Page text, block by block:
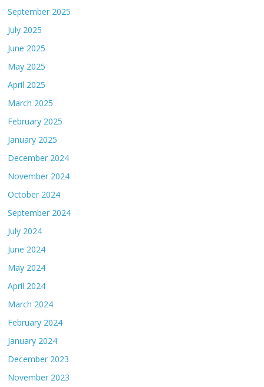
September 2025
July 2025
June 2025
May 2025
April 2025
March 2025
February 2025
January 2025
December 2024
November 2024
October 2024
September 2024
July 2024
June 2024
May 2024
April 2024
March 2024
February 2024
January 2024
December 2023
November 2023